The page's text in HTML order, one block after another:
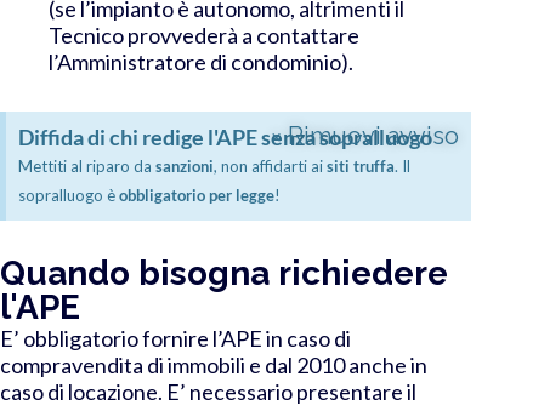
(se l’impianto è autonomo, altrimenti il
Tecnico provvederà a contattare
l’Amministratore di condominio).
Diffida di chi redige l'APE senza sopralluogo
Mettiti al riparo da sanzioni, non affidarti aisiti truffa. Il
sopralluogo èobbligatorio per legge!
× Rimuovi avviso
Quando bisogna richiedere
l'APE
E’ obbligatorio fornire l’APE in caso di
compravendita di immobili e dal 2010 anche in
caso di locazione. E’ necessario presentare il